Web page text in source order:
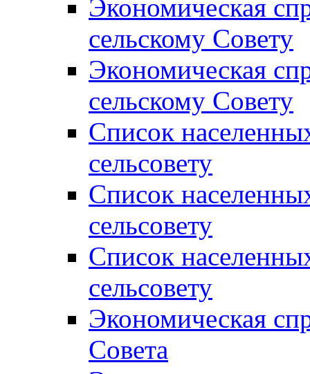
Экономическая
сельскому Совету
Экономическая
сельскому Совету
Список
сельсовету
Список
сельсовету
Список
сельсовету
Экономическая
Совета